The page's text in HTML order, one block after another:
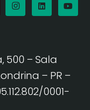
500 – Sala
– PR –
0001-